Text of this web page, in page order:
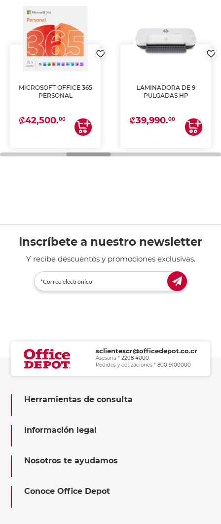
MICROSOFT OFFICE 365
PERSONAL
₡42,500.00
LAMINADORA DE 9
PULGADAS HP
₡39,990.00
Inscríbete a nuestro newsletter
Y recibe descuentos y promociones exclusivas.
sclientescr@officedepot.co.cr
Asesoría *2208 4000
Pedidos y cotizaciones *800 9100000
Herramientas de consulta
Información legal
Nosotros te ayudamos
Conoce Office Depot